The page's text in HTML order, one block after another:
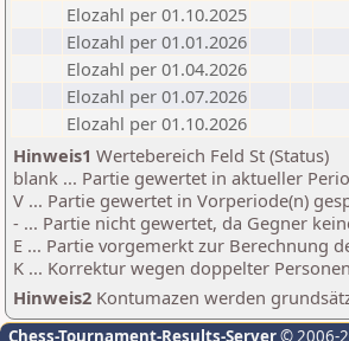
Elozahl per 01.10.2025
Elozahl per 01.01.2026
Elozahl per 01.04.2026
Elozahl per 01.07.2026
Elozahl per 01.10.2026
Hinweis1 Wertebereich Feld St (Status)
blank ... Partie gewertet in aktueller
V ... Partie gewertet in Vorperiode(n)
- ... Partie nicht gewertet, da Gegner
E ... Partie vorgemerkt zur Berechnung
K ... Korrektur wegen doppelter
Hinweis2 Kontumazen werden
Chess-Tournament-Results-Server© 2006-